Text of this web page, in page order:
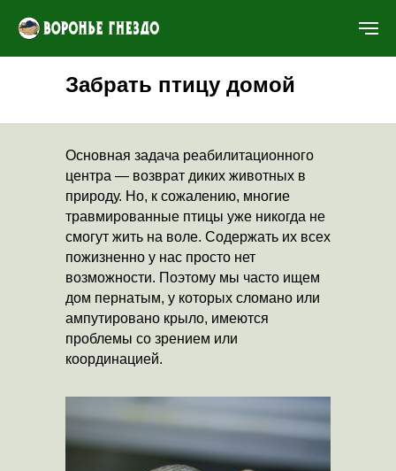
Забрать птицу домой
Основная задача реабилитационного
центра — возврат диких животных в
природу. Но, к сожалению, многие
травмированные птицы уже никогда не
смогут жить на воле. Содержать их всех
пожизненно у нас просто нет
возможности. Поэтому мы часто ищем
дом пернатым, у которых сломано или
ампутировано крыло, имеются
проблемы со зрением или
координацией.